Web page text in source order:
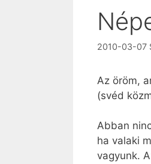
2010-03-07
Az öröm,
(svéd
Abban
ha valaki
vagyunk.